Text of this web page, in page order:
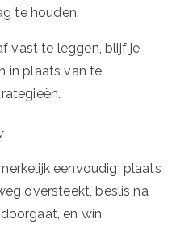
te houden.
vast te leggen, blijf je
in plaats van te
eenvoudig: plaats
oversteekt, beslis na
en win